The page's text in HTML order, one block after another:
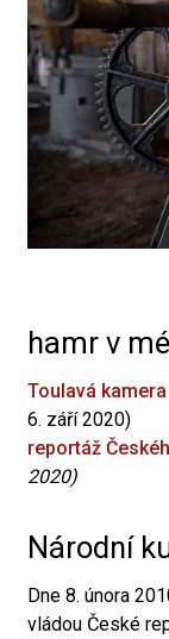
hamr v
Toulavá
6. září 2020)
reportáž
2020)
Národní
Dne 8. února
vládou České